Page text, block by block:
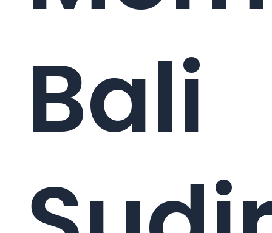
Bali